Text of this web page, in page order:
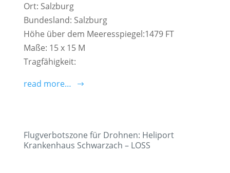
Ort: Salzburg
Bundesland: Salzburg
Höhe über dem Meeresspiegel:1479 FT
Maße: 15 x 15 M
Tragfähigkeit:
read more…
Flugverbotszone für Drohnen: Heliport
Krankenhaus Schwarzach – LOSS